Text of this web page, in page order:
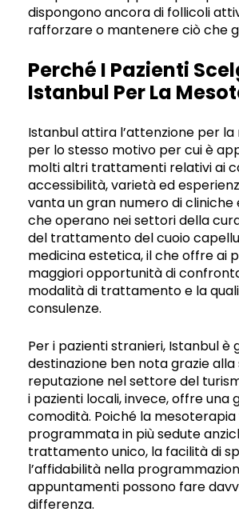
dispongono ancora di follicoli
rafforzare o mantenere ciò che
Perché I Pazienti
Istanbul Per La
Istanbul attira l’attenzione per
per lo stesso motivo per cui è
molti altri trattamenti relativi ai
accessibilità, varietà ed
vanta un gran numero di cliniche
che operano nei settori della
del trattamento del cuoio
medicina estetica, il che offre ai
maggiori opportunità di
modalità di trattamento e la
consulenze.
Per i pazienti stranieri, Istanbul è
destinazione ben nota grazie alla
reputazione nel settore del
i pazienti locali, invece, offre una
comodità. Poiché la mesoterapia
programmata in più sedute
trattamento unico, la facilità di
l’affidabilità nella
appuntamenti possono fare
differenza.